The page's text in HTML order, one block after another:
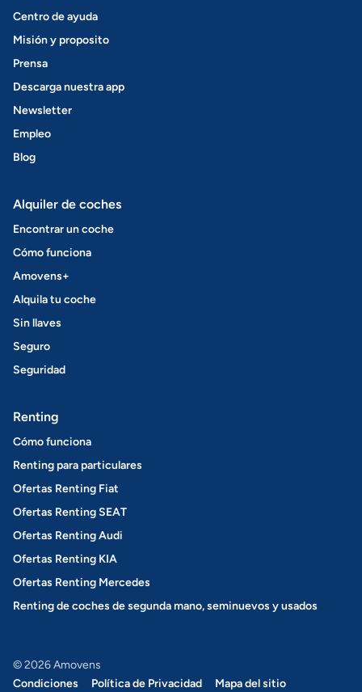
Centro de ayuda
Misión y proposito
Prensa
Descarga nuestra app
Newsletter
Empleo
Blog
Alquiler de coches
Encontrar un coche
Cómo funciona
Amovens+
Alquila tu coche
Sin llaves
Seguro
Seguridad
Renting
Cómo funciona
Renting para particulares
Ofertas Renting Fiat
Ofertas Renting SEAT
Ofertas Renting Audi
Ofertas Renting KIA
Ofertas Renting Mercedes
Renting de coches de segunda mano, seminuevos y usados
© 2026 Amovens
Condiciones
Política de Privacidad
Mapa del sitio